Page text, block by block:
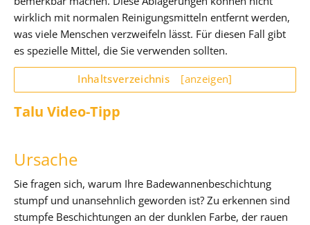
wirklich mit normalen Reinigungsmitteln entfernt werden,
was viele Menschen verzweifeln lässt. Für diesen Fall gibt
es spezielle Mittel, die Sie verwenden sollten.
Inhaltsverzeichnis [anzeigen]
Talu Video-Tipp
Ursache
Sie fragen sich, warum Ihre Badewannenbeschichtung
stumpf und unansehnlich geworden ist? Zu erkennen sind
stumpfe Beschichtungen an der dunklen Farbe, der rauen